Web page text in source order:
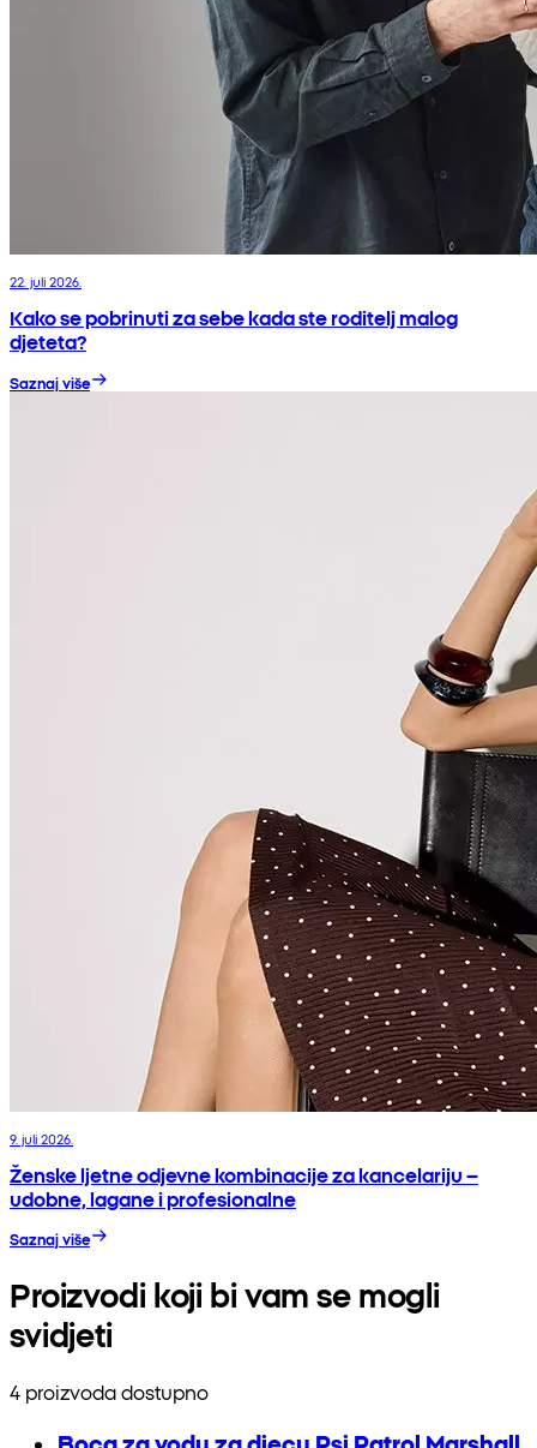
22. juli 2026.
Kako se pobrinuti za sebe kada ste roditelj malog
djeteta?
Saznaj više
9. juli 2026.
Ženske ljetne odjevne kombinacije za kancelariju –
udobne, lagane i profesionalne
Saznaj više
Proizvodi koji bi vam se mogli
svidjeti
4 proizvoda dostupno